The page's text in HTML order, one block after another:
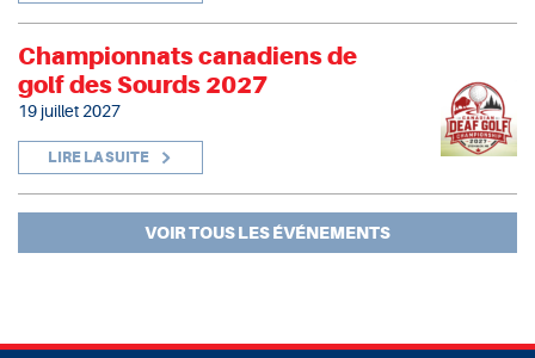
Championnats canadiens de
golf des Sourds 2027
19 juillet 2027
LIRE LA SUITE
VOIR TOUS LES ÉVÉNEMENTS